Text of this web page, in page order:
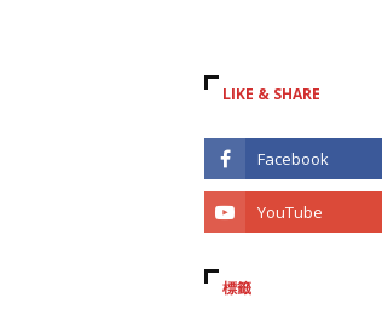
LIKE & SHARE
標籤